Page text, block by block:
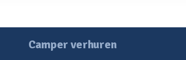
Camper verhuren